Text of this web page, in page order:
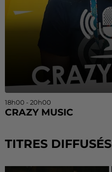
18h00 - 20h00
CRAZY MUSIC
TITRES DIFFUSÉS